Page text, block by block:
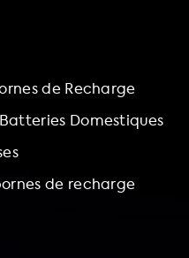
de Recharge
Domestiques
de recharge